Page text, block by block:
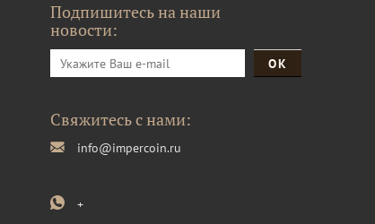
Подпишитесь на наши
новости:
Свяжитесь с нами:
info@impercoin.ru
+